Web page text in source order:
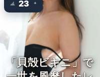
23
「貝殻ビキニ」で